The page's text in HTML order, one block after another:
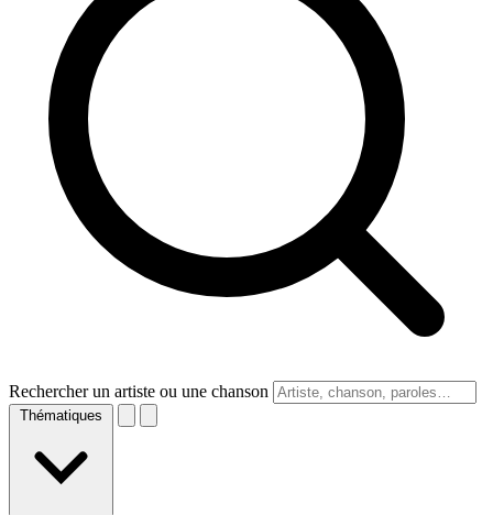
Rechercher un artiste ou une chanson
Thématiques